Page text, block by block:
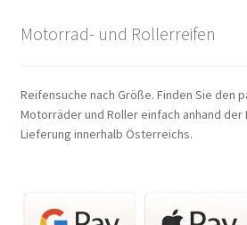
Motorrad- und Rollerreifen
Reifensuche nach Größe. Finden Sie den
Motorräder und Roller einfach anhand der
Lieferung innerhalb Österreichs.